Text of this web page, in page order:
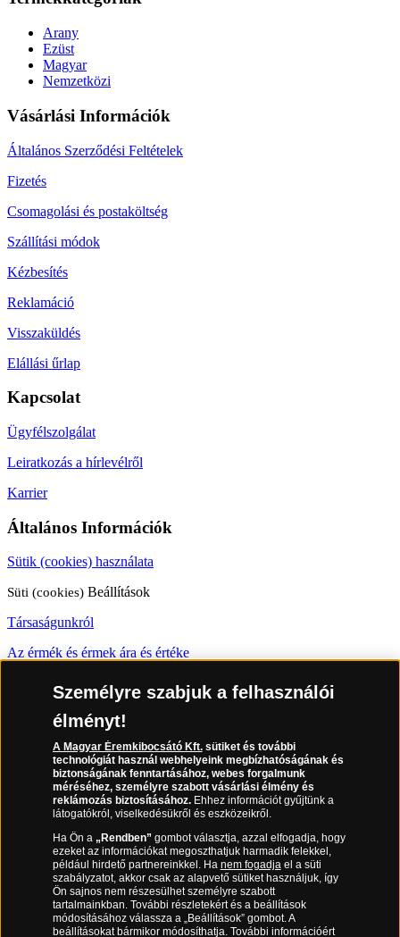
Arany
Ezüst
Magyar
Nemzetközi
Vásárlási Információk
Általános Szerződési Feltételek
Fizetés
Csomagolási és postaköltség
Szállítási módok
Kézbesítés
Reklamáció
Visszaküldés
Elállási űrlap
Kapcsolat
Ügyfélszolgálat
Leiratkozás a hírlevélről
Karrier
Általános Információk
Sütik (cookies) használata
Süti (cookies) Beállítások
Társaságunkról
Az érmék és érmek ára és értéke
Gyakran ismételt kérdések
Adatkezelés
06 80 888 889
(díjmentesen hívható hétfőtől csütörtökig 9.00 és 17.00 óra között,
péntekenként 9.00 és 15.00 óra között)
Személyre szabjuk a felhasználói
élményt!
A Magyar Éremkibocsátó Kft.sütiket és további
technológiát használ webhelyeink megbízhatóságának és
biztonságának fenntartásához, webes forgalmunk
méréséhez, személyre szabott vásárlási élmény és
reklámozás biztosításához.Ehhez információt gyűjtünk a
látogatókról, viselkedésükről és eszközeikről.
Ha Ön a „Rendben”gombot választja, azzal elfogadja, hogy
ezeket az információkat megoszthatjuk harmadik felekkel,
például hirdető partnereinkkel. Ha nem fogadjael a süti
szabályzatot, akkor csak az alapvető sütiket használjuk, így
Ön sajnos nem részesülhet személyre szabott
tartalmainkban. További részletekért és a beállítások
módosításához válassza a „Beállítások” gombot. A
beállításokat bármikor módosíthatja. További információért